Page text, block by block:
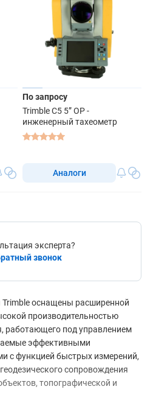
По запросу
Trimble C5 5” OP -
инженерный тахеометр
Аналоги
эксперта?
звонок
оснащены расширенной
производительностью
работающего под управлением
эффективными
с функцией быстрых измерений,
сопровождения
топографической и